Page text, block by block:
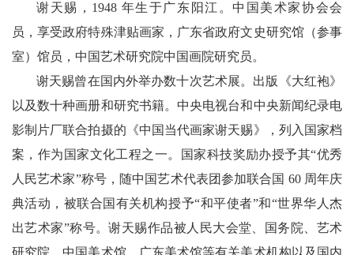
谢天赐，1948 年生于广东阳江。中国美术家协会会
员，享受政府特殊津贴画家，广东省政府文史研究馆（参事
室）馆员，中国艺术研究院中国画院研究员。
谢天赐曾在国内外举办数十次艺术展。出版《大红袍》
以及数十种画册和研究书籍。中央电视台和中央新闻纪录电
影制片厂联合拍摄的《中国当代画家谢天赐》，列入国家档
案，作为国家文化工程之一。国家科技奖励办授予其“优秀
人民艺术家”称号，随中国艺术代表团参加联合国 60 周年庆
典活动，被联合国有关机构授予“和平使者”和“世界华人杰
出艺术家”称号。谢天赐作品被人民大会堂、国务院、艺术